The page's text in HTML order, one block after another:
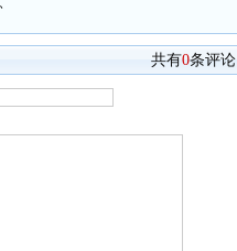
共有0条评论